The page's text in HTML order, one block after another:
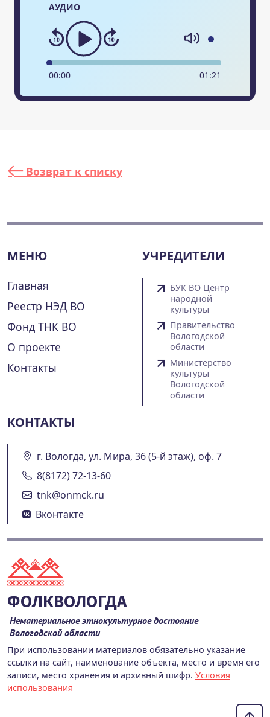
АУДИО
00:00 01 :21
Возврат к списку
МЕНЮ
Главная
Реестр НЭД ВО
Фонд ТНК ВО
О проекте
Контакты
УЧРЕДИТЕЛИ
БУК ВО Центр
народной
культуры
Правительство
Вологодской
области
Министерство
культуры
Вологодской
области
КОНТАКТЫ
г. Вологда, ул. Мира, 36 (5-й этаж), оф. 7
8(8172) 72-13-60
tnk@onmck.ru
Вконтакте
ФОЛКВОЛОГДА
Нематериальное этнокультурное достояние
Вологодской области
При использовании материалов обязательно указание
ссылки на сайт, наименование объекта, место и время его
записи, место хранения и архивный шифр. Условия
использования